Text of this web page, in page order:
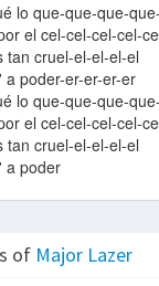
lo que-que-que-
el cel-cel-cel-cel-
tan cruel-el-el-el-el
poder-er-er-er-er
lo que-que-que-
el cel-cel-cel-cel-
tan cruel-el-el-el-el
a poder
of Major Lazer